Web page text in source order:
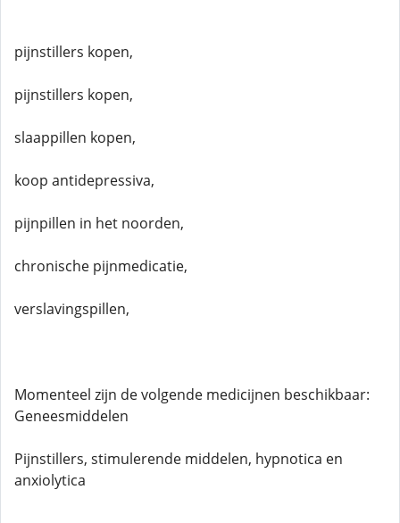
pijnstillers kopen,
pijnstillers kopen,
slaappillen kopen,
koop antidepressiva,
pijnpillen in het noorden,
chronische pijnmedicatie,
verslavingspillen,
Momenteel zijn de volgende medicijnen beschikbaar:
Geneesmiddelen
Pijnstillers, stimulerende middelen, hypnotica en
anxiolytica